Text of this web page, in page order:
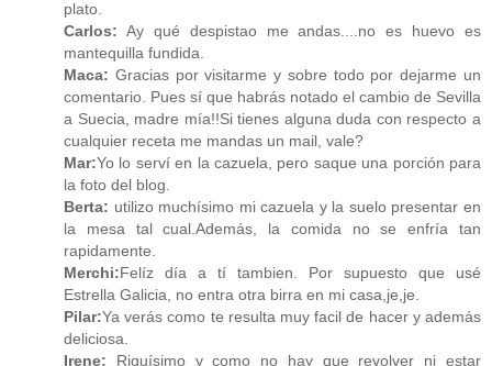
plato.
Carlos: Ay qué despistao me andas....no es huevo es
mantequilla fundida.
Maca: Gracias por visitarme y sobre todo por dejarme un
comentario. Pues sí que habrás notado el cambio de Sevilla
a Suecia, madre mía!!Si tienes alguna duda con respecto a
cualquier receta me mandas un mail, vale?
Mar:Yo lo serví en la cazuela, pero saque una porción para
la foto del blog.
Berta: utilizo muchísimo mi cazuela y la suelo presentar en
la mesa tal cual.Además, la comida no se enfría tan
rapidamente.
Merchi:Felíz día a tí tambien. Por supuesto que usé
Estrella Galicia, no entra otra birra en mi casa,je,je.
Pilar:Ya verás como te resulta muy facil de hacer y además
deliciosa.
Irene: Riquísimo y como no hay que revolver ni estar